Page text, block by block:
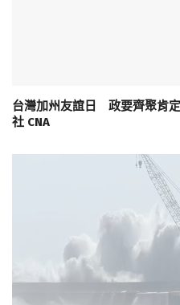
台灣加州友誼日 政要齊聚肯
社 CNA